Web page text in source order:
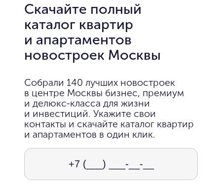
Скачайте полный
каталог квартир
и апартаментов
новостроек Москвы
Собрали 140 лучших новостроек
в центре Москвы бизнес, премиум
и делюкс-класса для жизни
и инвестиций. Укажите свои
контакты и скачайте каталог квартир
и апартаментов в один клик.